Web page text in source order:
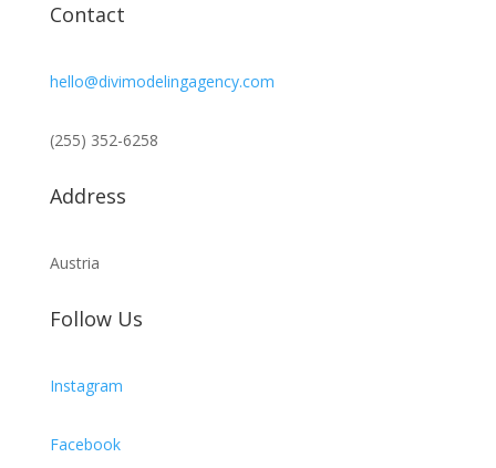
Contact
hello@divimodelingagency.com
(255) 352-6258
Address
Austria
Follow Us
Instagram
Facebook